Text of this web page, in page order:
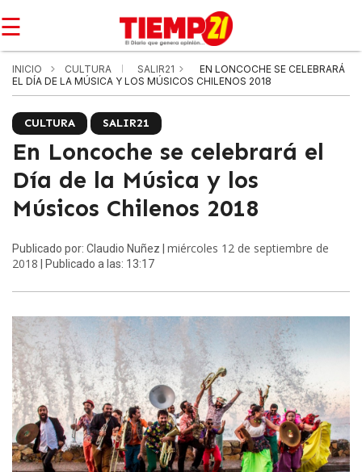
☰
INICIO CULTURA SALIR21
EN LONCOCHE SE CELEBRARÁ
EL DÍA DE LA MÚSICA Y LOS MÚSICOS CHILENOS 2018
CULTURA SALIR21
En Loncoche se celebrará el
Día de la Música y los
Músicos Chilenos 2018
Publicado por: Claudio Nuñez | miércoles 12 de septiembre de
2018 | Publicado a las: 13:17